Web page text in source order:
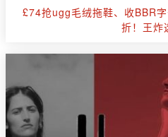
£74抢ugg毛绒拖鞋、收BBR
折！王炸